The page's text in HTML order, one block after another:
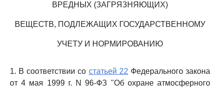
ВРЕДНЫХ (ЗАГРЯЗНЯЮЩИХ)
ВЕЩЕСТВ, ПОДЛЕЖАЩИХ ГОСУДАРСТВЕННОМУ
УЧЕТУ И НОРМИРОВАНИЮ
1. В соответствии со статьей 22 Федерального закона
от 4 мая 1999 г. N 96-ФЗ "Об охране атмосферного